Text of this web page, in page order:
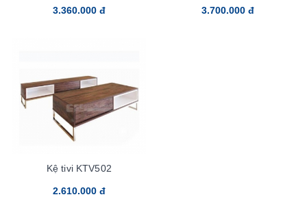
3.360.000 đ 3.700.000 đ
Kệ tivi KTV502
2.610.000 đ